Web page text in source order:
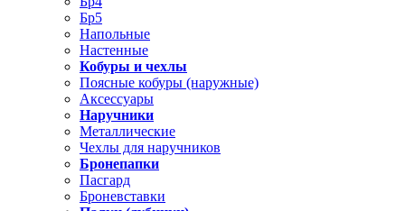
Бр5
Напольные
Настенные
Кобуры и чехлы
Поясные кобуры (наружные)
Аксессуары
Наручники
Металлические
Чехлы для наручников
Бронепапки
Пасгард
Броневставки